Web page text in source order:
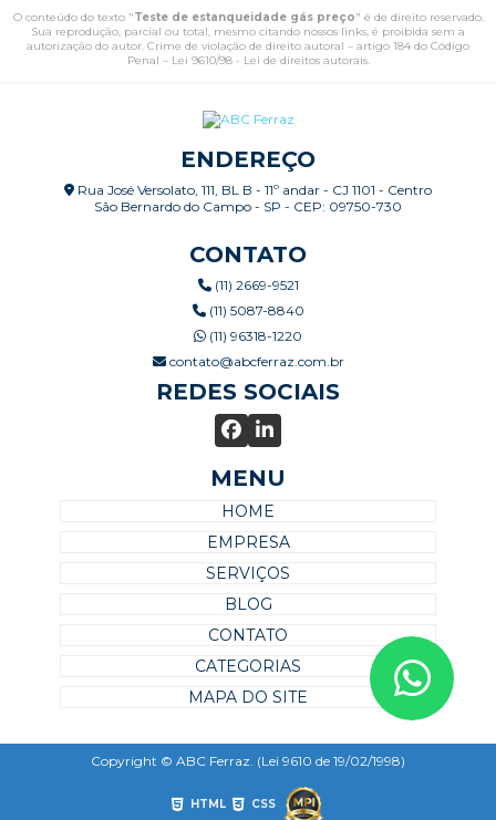
O conteúdo do texto "Teste de estanqueidade gás preço" é de direito reservado.
Sua reprodução, parcial ou total, mesmo citando nossos links, é proibida sem a
autorização do autor. Crime de violação de direito autoral – artigo 184 do Código
Penal – Lei 9610/98 - Lei de direitos autorais.
ENDEREÇO
Rua José Versolato, 111, BL B - 11º andar - CJ 1101 - Centro
São Bernardo do Campo - SP - CEP: 09750-730
CONTATO
(11) 2669-9521
(11) 5087-8840
(11) 96318-1220
contato@abcferraz.com.br
REDES SOCIAIS
MENU
HOME
EMPRESA
SERVIÇOS
BLOG
CONTATO
CATEGORIAS
MAPA DO SITE
Copyright © ABC Ferraz. (Lei 9610 de 19/02/1998)
HTML CSS